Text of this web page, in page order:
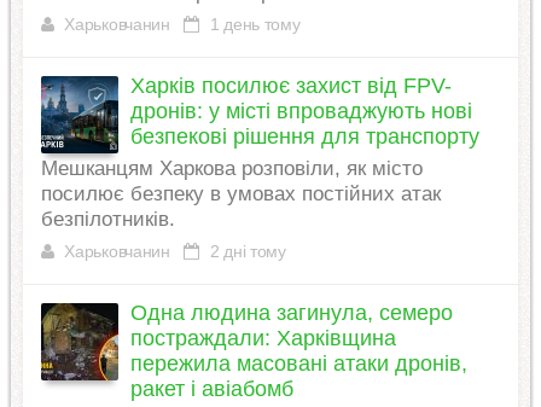
Харьковчанин 1 день тому
Харків посилює захист від FPV-
дронів: у місті впроваджують нові
безпекові рішення для транспорту
Мешканцям Харкова розповіли, як місто
посилює безпеку в умовах постійних атак
безпілотників.
Харьковчанин 2 дні тому
Одна людина загинула, семеро
постраждали: Харківщина
пережила масовані атаки дронів,
ракет і авіабомб